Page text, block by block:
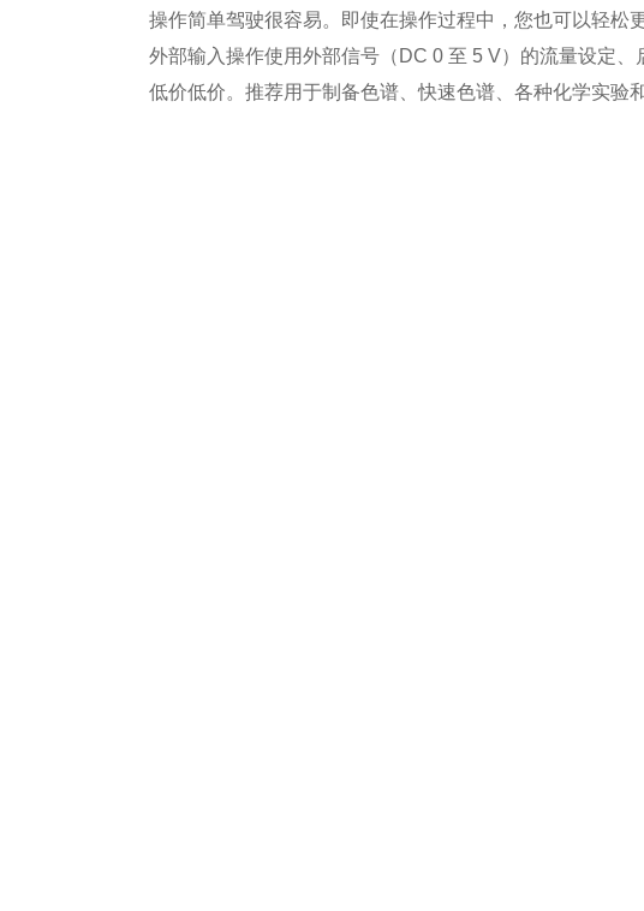
操作简单驾驶很容易。即使在操作过程中，您也可以轻松
外部输入操作使用外部信号（DC 0 至 5 V）的流量设定、
低价低价。推荐用于制备色谱、快速色谱、各种化学实验